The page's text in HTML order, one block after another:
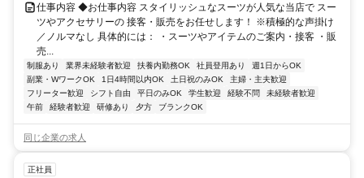
仕事内容 ◆お仕事内容 スタイリッシュなスーツが人気な当店で スー
ツやアクセサリーの 接客・販売をお任せします！ ※積極的な声掛け
／ノルマなし 具体的には： ・スーツやアイテムのご案内・接客 ・販
売...
制服あり 業界未経験者歓迎 扶養内勤務OK 社員登用あり
週1日からOK
副業・WワークOK
1日4時間以内OK 土日祝のみOK
主婦・主夫歓迎
フリーター歓迎
シフト自由 平日のみOK 学生歓迎 経験不問
未経験者歓迎
午前
経験者歓迎 研修あり 夕方 ブランクOK
同じ企業の求人
正社員